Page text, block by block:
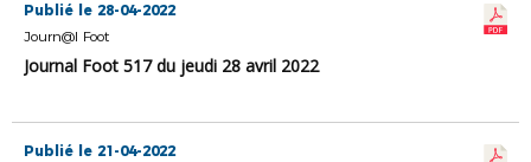
Publié le 28-04-2022
Journ@l Foot
Journal Foot 517 du jeudi 28 avril 2022
Publié le 21-04-2022